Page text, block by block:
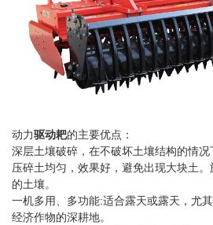
动力驱动耙的主要优点：
深层土壤破碎，在不破坏土壤结构的情况
压碎土均匀，效果好，避免出现大块土
的土壤。
一机多用、多功能:适合露天或露天，尤
经济作物的深耕地。